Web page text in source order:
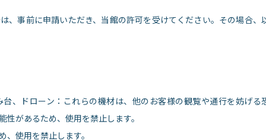
、事前に申請いただき、当館の許可を受けてください。その場合、
、ドローン：これらの機材は、他のお客様の観覧や通行を妨げる
があるため、使用を禁止します。
使用を禁止します。